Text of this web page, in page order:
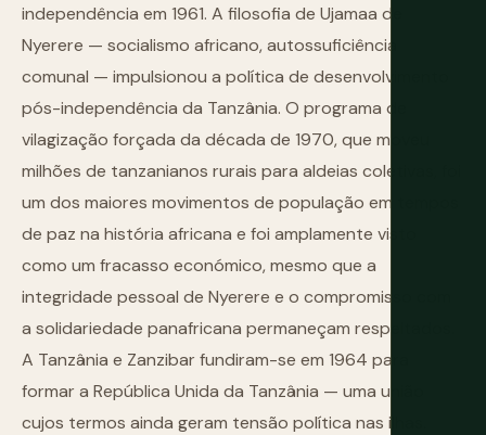
independência em 1961. A filosofia de Ujamaa de
Nyerere — socialismo africano, autossuficiência
comunal — impulsionou a política de desenvolvimento
pós-independência da Tanzânia. O programa de
vilagização forçada da década de 1970, que moveu
milhões de tanzanianos rurais para aldeias coletivas, foi
um dos maiores movimentos de população em tempos
de paz na história africana e foi amplamente visto
como um fracasso económico, mesmo que a
integridade pessoal de Nyerere e o compromisso com
a solidariedade panafricana permaneçam respeitados.
A Tanzânia e Zanzibar fundiram-se em 1964 para
formar a República Unida da Tanzânia — uma união
cujos termos ainda geram tensão política nas ilhas.